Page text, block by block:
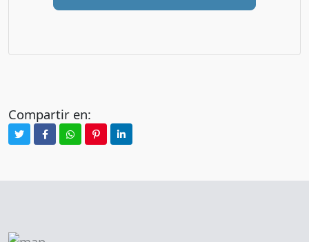
Compartir en: